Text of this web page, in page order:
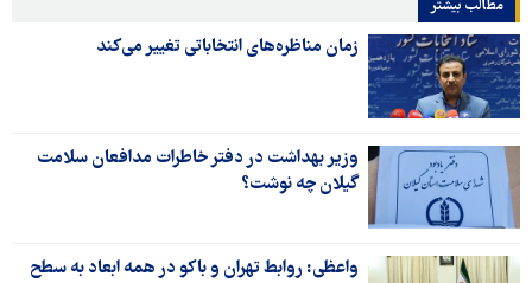
مطالب بیشتر
زمان مناظره‌های انتخاباتی تغییر می‌کند
وزیر بهداشت در دفتر خاطرات مدافعان سلامت
گیلان چه نوشت؟
واعظی: روابط تهران و باکو در همه ابعاد به سطح